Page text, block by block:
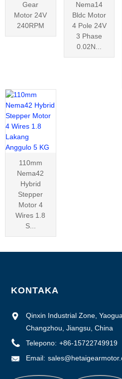
Gear
Motor 24V
240RPM
Nema14
Bldc Motor
4 Pole 24V
3 Phase
0.02N...
110mm
Nema42
Hybrid
Stepper
Motor 4
Wires 1.8
S...
KONTAKA
Qinxin Industrial Zone,
Changzhou, Jiangsu, China
Telepono: +86-15722749919
Email: